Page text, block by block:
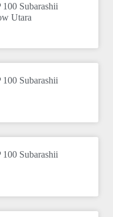
Subarashii
Utara
Subarashii
Subarashii